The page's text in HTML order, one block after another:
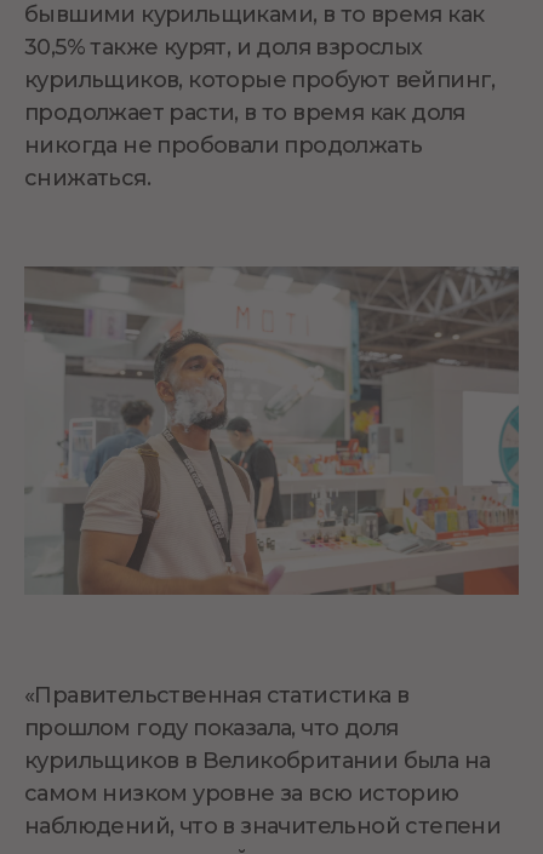
бывшими курильщиками, в то время как
30,5% также курят, и доля взрослых
курильщиков, которые пробуют вейпинг,
продолжает расти, в то время как доля
никогда не пробовали продолжать
снижаться.
«Правительственная статистика в
прошлом году показала, что доля
курильщиков в Великобритании была на
самом низком уровне за всю историю
наблюдений, что в значительной степени